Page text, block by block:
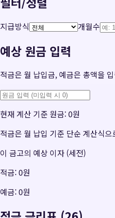
지급방식 개월수
예상 원금 입력
적금은 월 납입금, 예금은 총액을
현재 계산 기준 원금:0원
적금은 월 납입 기준 단순 계산식
이 금고의 예상 이자 (세전)
적금:0원
예금:0원